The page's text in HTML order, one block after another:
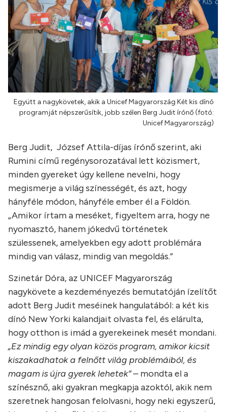
Együtt a nagykövetek, akik a Unicef Magyarország Két kis dínó
programját népszerűsítik, jobb szélen Berg Judit írónő (fotó:
Unicef Magyarország)
Berg Judit, József Attila-díjas írónő szerint, aki
Rumini című regénysorozatával lett közismert,
minden gyereket úgy kellene nevelni, hogy
megismerje a világ színességét, és azt, hogy
hányféle módon, hányféle ember él a Földön.
„Amikor írtam a meséket, figyeltem arra, hogy ne
nyomasztó, hanem jókedvű történetek
szülessenek, amelyekben egy adott problémára
mindig van válasz, mindig van megoldás.”
Szinetár Dóra, az UNICEF Magyarország
nagykövete a kezdeményezés bemutatóján ízelítőt
adott Berg Judit meséinek hangulatából: a két kis
dínó New Yorki kalandjait olvasta fel, és elárulta,
hogy otthon is imád a gyerekeinek mesét mondani.
„Ez mindig egy olyan közös program, amikor kicsit
kiszakadhatok a felnőtt világ problémáiból, és
magam is újra gyerek lehetek”– mondta el a
színésznő, aki gyakran megkapja azoktól, akik nem
szeretnek hangosan felolvasni, hogy neki egyszerű,